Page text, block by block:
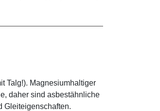
Talg!). Magnesiumhaltiger
daher sind asbestähnliche
Gleiteigenschaften.